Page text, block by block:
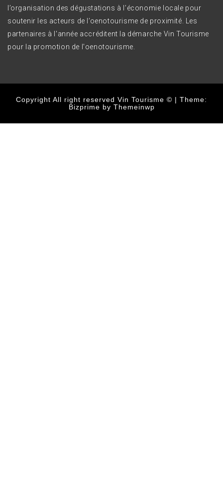
l’organisation des dégustations à l’économie locale pour
soutenir les acteurs de l’oenotourisme de proximité. Les
partenaires à l'année accréditent la démarche Vin Tourisme
pour la promotion de l'oenotourisme.
Copyright All right reserved Vin Tourisme © | Theme:
Bizprime by Themeinwp